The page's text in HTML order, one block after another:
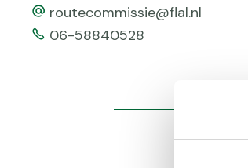
emailroutecommissie@flal.nl
Telefoonnummer
06-58840528